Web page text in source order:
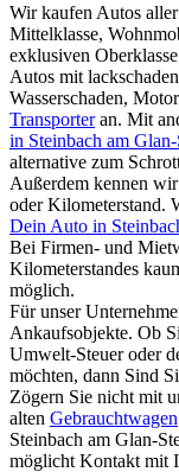
Wir kaufen Autos
Mittelklasse,
exklusiven
Autos mit
Wasserschaden,
Transporteran. Mit
in Steinbach am
alternative zum
Außerdem kennen
oder Kilometerstand.
Dein Auto in
Bei Firmen- und
Kilometerstandes
möglich.
Für unser
Ankaufsobjekte. Ob
Umwelt-Steuer oder
möchten, dann Sind
Zögern Sie nicht mit
alten Gebrauchtwagen
Steinbach am Glan-
möglicht Kontakt mit